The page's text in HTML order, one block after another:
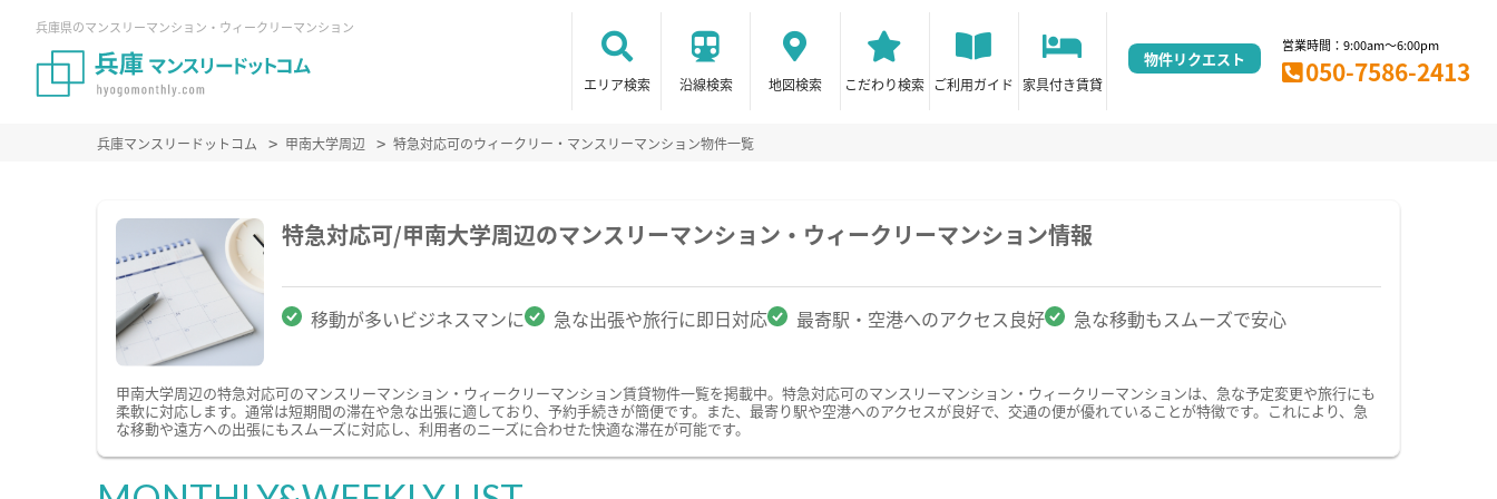
兵庫県のマンスリーマンション・ウィークリーマンション
エリア検索 沿線検索 地図検索 こだわり検索 ご利用ガイド 家具付き賃貸
物件リクエスト
営業時間：9:00am～6:00pm
050-7586-2413
兵庫マンスリードットコム 甲南大学周辺 特急対応可のウィークリー・マンスリーマンション物件一覧
特急対応可/甲南大学周辺のマンスリーマンション・ウィークリーマンション情報
移動が多いビジネスマンに 急な出張や旅行に即日対応 最寄駅・空港へのアクセス良好 急な移動もスムーズで安心
甲南大学周辺の特急対応可のマンスリーマンション・ウィークリーマンション賃貸物件一覧を掲載中。特急対応可のマンスリーマンション・ウィークリーマンションは、急な予定変更や旅行にも
柔軟に対応します。通常は短期間の滞在や急な出張に適しており、予約手続きが簡便です。また、最寄り駅や空港へのアクセスが良好で、交通の便が優れていることが特徴です。これにより、急
な移動や遠方への出張にもスムーズに対応し、利用者のニーズに合わせた快適な滞在が可能です。